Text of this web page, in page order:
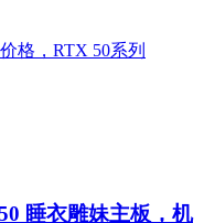
睡衣雕妹主板，机